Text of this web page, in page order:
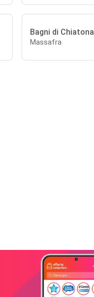
Bagni di Chiatona
Massafra